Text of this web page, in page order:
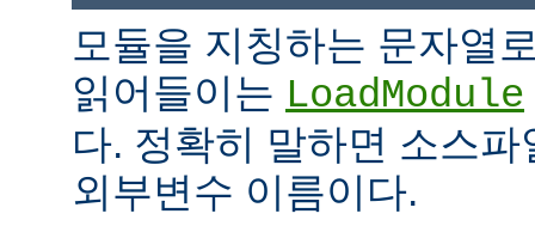
모듈을 지칭하는 문자열
읽어들이는 LoadModule
다. 정확히 말하면 소스
외부변수 이름이다.